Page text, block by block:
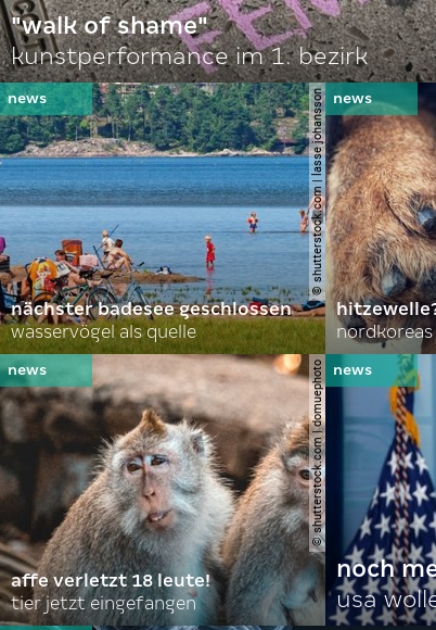
"walk of shame"
kunstperformance im 1. bezirk
© shutterstock.com | lasse johansson
nächster badesee geschlossen
wasservögel als quelle
© shutterstock.com | domuephoto
affe verletzt 18 leute!
tier jetzt eingefangen
noch
usa